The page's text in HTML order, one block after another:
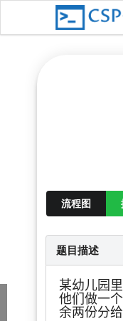
流程图
题目描述
某幼儿园
他们做一
余两份分